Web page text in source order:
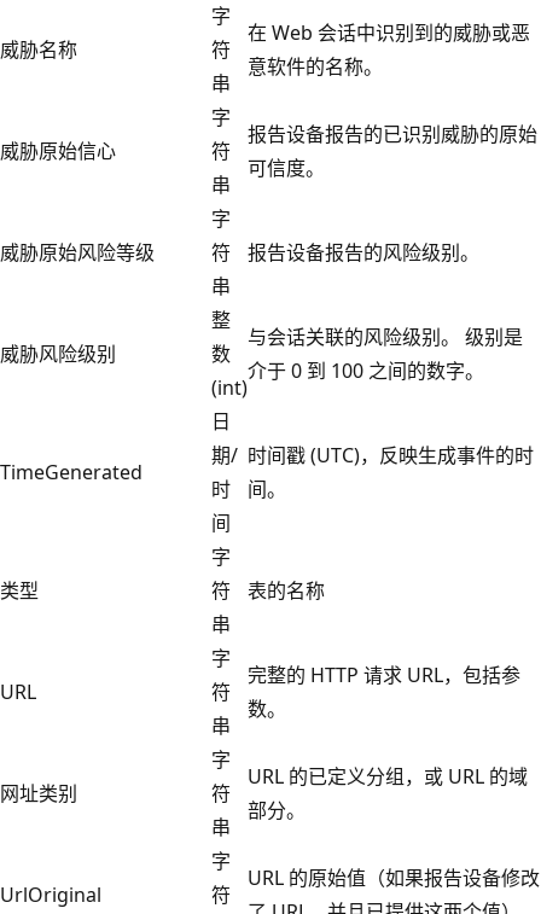
威胁名称
字
符
串
在 Web 会话中识别到的威胁或恶
意软件的名称。
威胁原始信心
字
符
串
报告设备报告的已识别威胁的原始
可信度。
威胁原始风险等级
字
符
串
报告设备报告的风险级别。
威胁风险级别
整
数
(int)
与会话关联的风险级别。 级别是
介于 0 到 100 之间的数字。
TimeGenerated
日
期/
时
间
时间戳 (UTC)，反映生成事件的时
间。
类型
字
符
串
表的名称
URL
字
符
串
完整的 HTTP 请求 URL，包括参
数。
网址类别
字
符
串
URL 的已定义分组，或 URL 的域
部分。
UrlOriginal
字
符
URL 的原始值（如果报告设备修改